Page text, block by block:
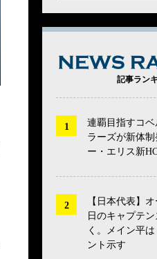
記事ラン
連覇目指すコ
ラーズが新体
ー・エリス新
【日本代表】
日のキャプテ
く。メイン平
ント示す